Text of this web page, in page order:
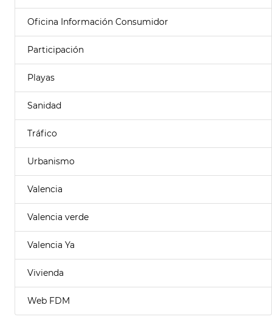
Oficina Información Consumidor
Participación
Playas
Sanidad
Tráfico
Urbanismo
Valencia
Valencia verde
Valencia Ya
Vivienda
Web FDM